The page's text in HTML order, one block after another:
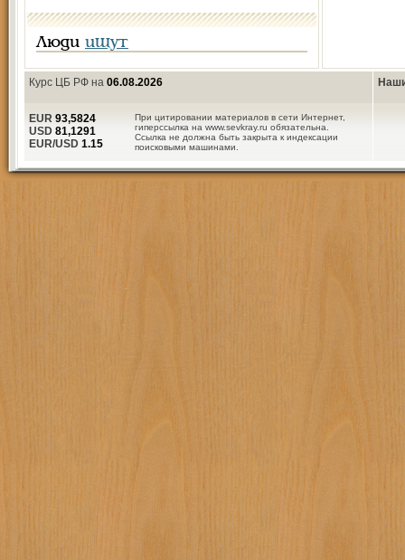
Люди ищут
Курс ЦБ РФ на 06.08.2026
При цитировании материалов в сети Интернет,
гиперссылка на www.sevkray.ru обязательна.
Ссылка не должна быть закрыта к индексации
поисковыми машинами.
EUR 93,5824
USD 81,1291
EUR/USD 1.15